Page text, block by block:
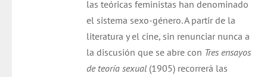
las teóricas feministas han denominado
el sistema sexo-género. A partir de la
literatura y el cine, sin renunciar nunca a
la discusión que se abre con Tres ensayos
de teoría sexual (1905) recorrerá las